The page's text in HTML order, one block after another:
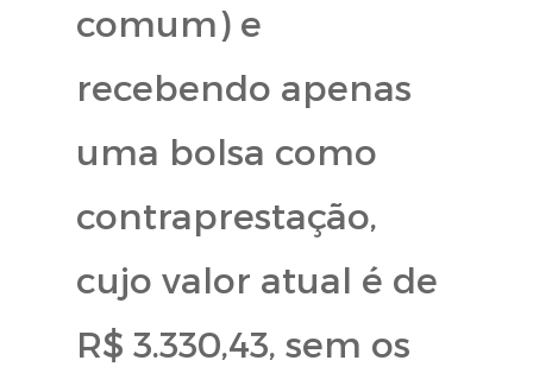
comum) e
recebendo apenas
uma bolsa como
contraprestação,
cujo valor atual é de
R$ 3.330,43, sem os